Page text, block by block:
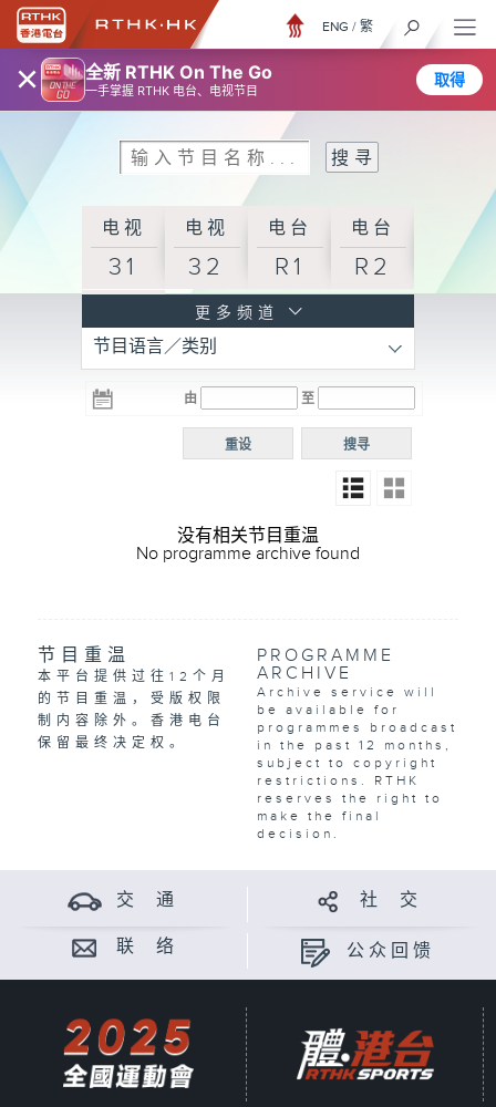
× 全新 RTHK On The Go
一手掌握 RTHK 电台、电视节目
取得
ENG / 繁
电视
31
电视
32
电台
R1
电台
R2
R3
电台 电台
R5
电台
普通
更多频道
节目语言／类别
由 至
搜寻
重设
没有相关节目重温
No programme archive found
节目重温
本平台提供过往12个月
的节目重温，受版权限
制内容除外。香港电台
保留最终决定权。
PROGRAMME
ARCHIVE
Archive service will
be available for
programmes broadcast
in the past 12 months,
subject to copyright
restrictions. RTHK
reserves the right to
make the final
decision.
交 通 社 交
联 络 公众回馈